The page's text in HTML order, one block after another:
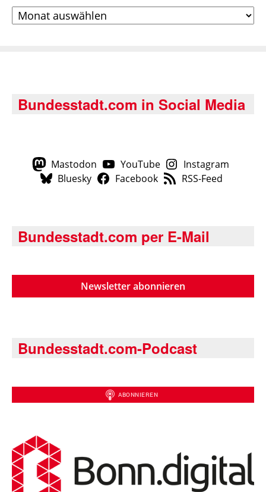
Archiv
Bundesstadt.com in Social Media
Mastodon YouTube
Instagram
Bluesky
Facebook RSS-Feed
Bundesstadt.com per E-Mail
Newsletter abonnieren
Bundesstadt.com-Podcast